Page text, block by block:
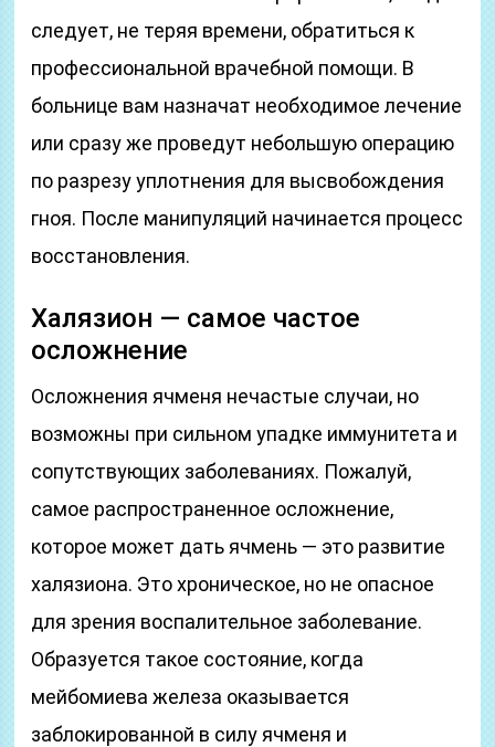
следует, не теряя времени, обратиться к
профессиональной врачебной помощи. В
больнице вам назначат необходимое лечение
или сразу же проведут небольшую операцию
по разрезу уплотнения для высвобождения
гноя. После манипуляций начинается процесс
восстановления.
Халязион — самое частое
осложнение
Осложнения ячменя нечастые случаи, но
возможны при сильном упадке иммунитета и
сопутствующих заболеваниях. Пожалуй,
самое распространенное осложнение,
которое может дать ячмень — это развитие
халязиона. Это хроническое, но не опасное
для зрения воспалительное заболевание.
Образуется такое состояние, когда
мейбомиева железа оказывается
заблокированной в силу ячменя и